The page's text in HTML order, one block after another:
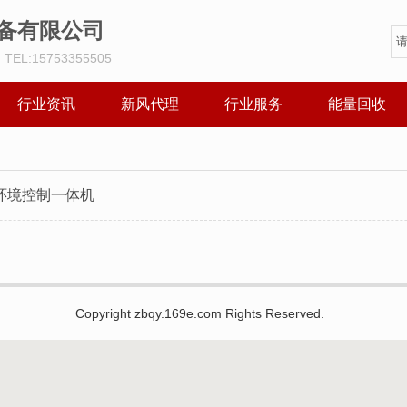
有限公司
TEL:15753355505
行业资讯 新风代理 行业服务 能量回收
控制一体机
Copyright zbqy.169e.com Rights Reserved.